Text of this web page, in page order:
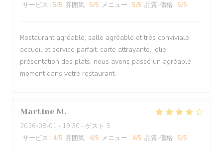
サービス : 5/5 雰囲気 : 5/5 メニュー : 5/5 品質-価格 : 5/5
Restaurant agréable, salle agréable et très conviviale,
accueil et service parfait, carte attrayante, jolie
présentation des plats, nous avons passé un agréable
moment dans votre restaurant.
Martine M
2026-08-01 - 19:30 - ゲスト 3
サービス : 4/5 雰囲気 : 4/5 メニュー : 4/5 品質-価格 : 5/5